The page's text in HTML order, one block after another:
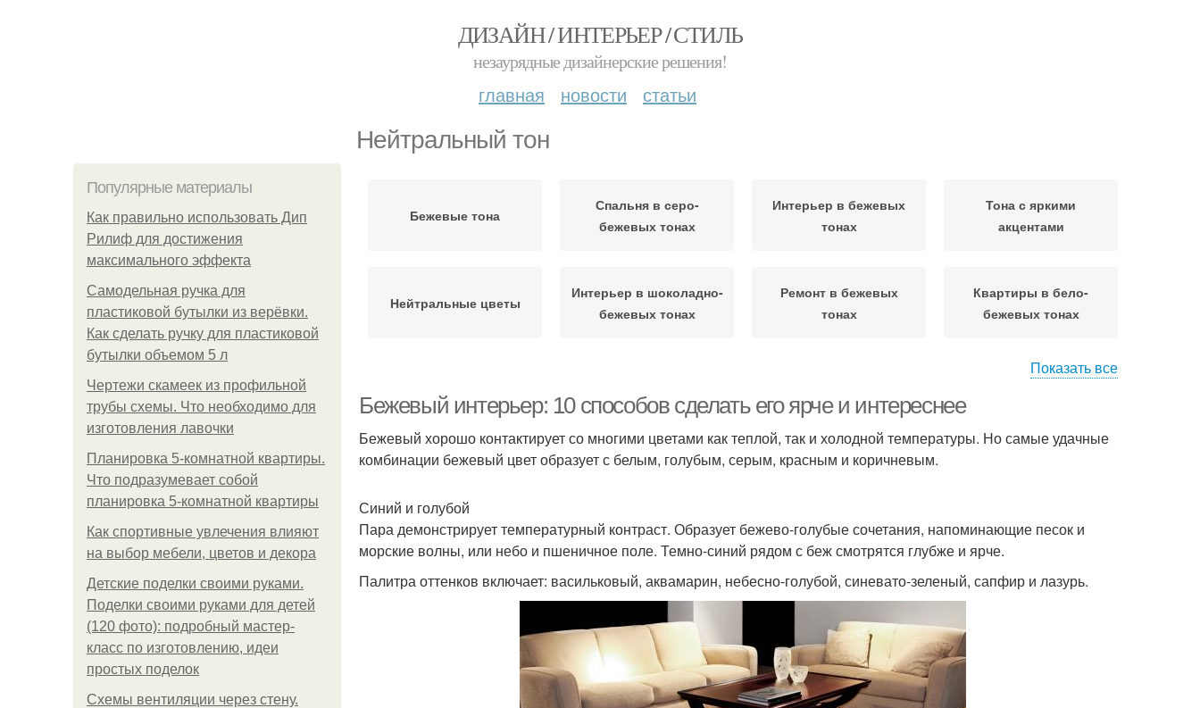
ДИЗАЙН / ИНТЕРЬЕР / СТИЛЬ
незаурядные дизайнерские решения!
главная новости статьи
Нейтральный тон
Популярные материалы
Как правильно использовать Дип
Рилиф для достижения
максимального эффекта
Самодельная ручка для
пластиковой бутылки из верёвки.
Как сделать ручку для пластиковой
бутылки объемом 5 л
Чертежи скамеек из профильной
трубы схемы. Что необходимо для
изготовления лавочки
Планировка 5-комнатной квартиры.
Что подразумевает собой
планировка 5-комнатной квартиры
Как спортивные увлечения влияют
на выбор мебели, цветов и декора
Детские поделки своими руками.
Поделки своими руками для детей
(120 фото): подробный мастер-
класс по изготовлению, идеи
простых поделок
Схемы вентиляции через стену.
Бежевые тона
Спальня в серо-
бежевых тонах
Интерьер в бежевых
тонах
Тона с яркими
акцентами
Нейтральные цветы
Интерьер в шоколадно-
бежевых тонах
Ремонт в бежевых
тонах
Квартиры в бело-
бежевых тонах
Показать все
Бежевый интерьер: 10 способов сделать его ярче и интереснее
Бежевый хорошо контактирует со многими цветами как теплой, так и холодной температуры. Но самые удачные
комбинации бежевый цвет образует с белым, голубым, серым, красным и коричневым.
Синий и голубой
Пара демонстрирует температурный контраст. Образует бежево-голубые сочетания, напоминающие песок и
морские волны, или небо и пшеничное поле. Темно-синий рядом с беж смотрятся глубже и ярче.
Палитра оттенков включает: васильковый, аквамарин, небесно-голубой, синевато-зеленый, сапфир и лазурь.